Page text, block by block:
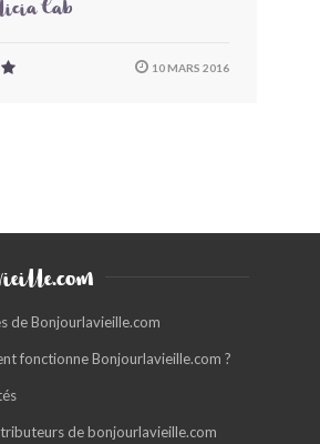
Cab
10 MARS 2016
de Bonjourlavieille.com
fonctionne Bonjourlavieille.com ?
de bonjourlavieille.com